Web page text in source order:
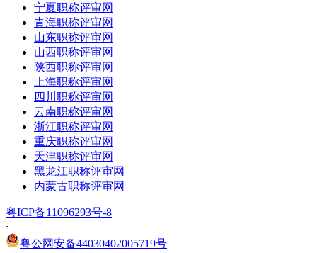
宁夏职称评审网
青海职称评审网
山东职称评审网
山西职称评审网
陕西职称评审网
上海职称评审网
四川职称评审网
云南职称评审网
浙江职称评审网
重庆职称评审网
天津职称评审网
黑龙江职称评审网
内蒙古职称评审网
粤ICP备11096293号-8
·
粤公网安备44030402005719号